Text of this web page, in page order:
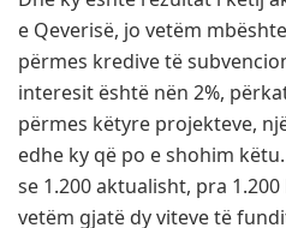
e Qeverisë, jo vetëm
përmes kredive të
interesit është nën 2%,
përmes këtyre projekteve,
edhe ky që po e shohim
se 1.200 aktualisht, pra
vetëm gjatë dy viteve të